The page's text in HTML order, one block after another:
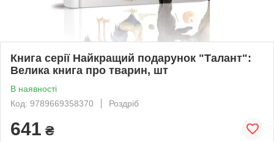
Книга серії Найкращий подарунок "Талант":
Велика книга про тварин, шт
В наявності
Код: 9789669358370
Роздріб
641 ₴